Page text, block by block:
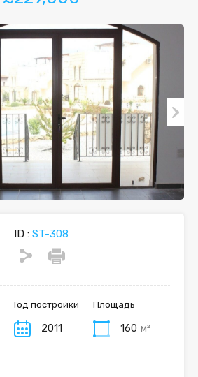
ID : ST-308
Год постройки
2011
Площадь
160 м²